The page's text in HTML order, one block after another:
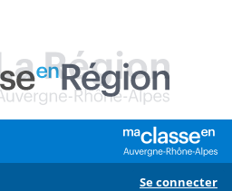
Se connecter